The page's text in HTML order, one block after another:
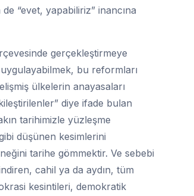
“evet, yapabiliriz” inancına
gerçekleştirmeye
bu reformları
ülkelerin anayasaları
diye ifade bulan
tarihimizle yüzleşme
düşünen kesimlerini
tarihe gömmektir. Ve sebebi
cahil ya da aydın, tüm
kesintileri, demokratik